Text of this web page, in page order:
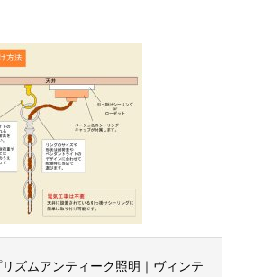
ズムアンティーク照明｜ヴィンテ